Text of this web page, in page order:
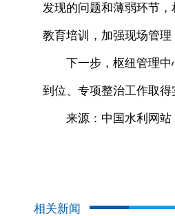
发现的问题和薄弱环节
教育培训，加强现场管理
下一步，枢纽管理中心
到位、专项整治工作取得
来源：中国水利网站
相关新闻